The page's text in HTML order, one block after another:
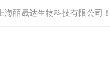
上海皕晟达生物科技有限公司 ！